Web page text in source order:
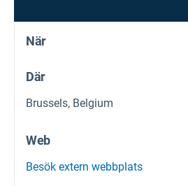
När
Där
Brussels, Belgium
Web
Besök extern webbplats